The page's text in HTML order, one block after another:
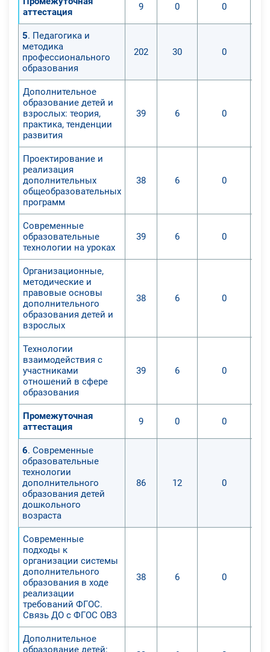
аттестация
9 0 0
5. Педагогика и
методика
профессионального
образования
202 30 0
Дополнительное
образование детей и
взрослых: теория,
практика, тенденции
развития
39 6 0
Проектирование и
реализация
дополнительных
общеобразовательных
программ
38 6 0
Современные
образовательные
технологии на уроках
39 6 0
Организационные,
методические и
правовые основы
дополнительного
образования детей и
взрослых
38 6 0
Технологии
взаимодействия с
участниками
отношений в сфере
образования
39 6 0
Промежуточная
аттестация
9 0 0
6. Современные
образовательные
технологии
дополнительного
образования детей
дошкольного
возраста
86 12 0
Современные
подходы к
организации системы
дополнительного
образования в ходе
реализации
требований ФГОС.
Связь ДО с ФГОС ОВЗ
38 6 0
Дополнительное
образование детей: